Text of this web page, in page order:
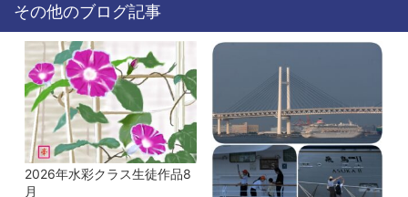
その他のブログ記事
2026年水彩クラス生徒作品8
月